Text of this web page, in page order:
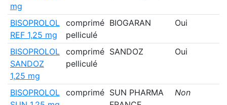
mg
BISOPROLOL
REF 1,25 mg
comprimé
pelliculé
BIOGARAN Oui
BISOPROLOL
SANDOZ
1,25 mg
comprimé
pelliculé
SANDOZ Oui
BISOPROLOL
comprimé SUN PHARMA
Non